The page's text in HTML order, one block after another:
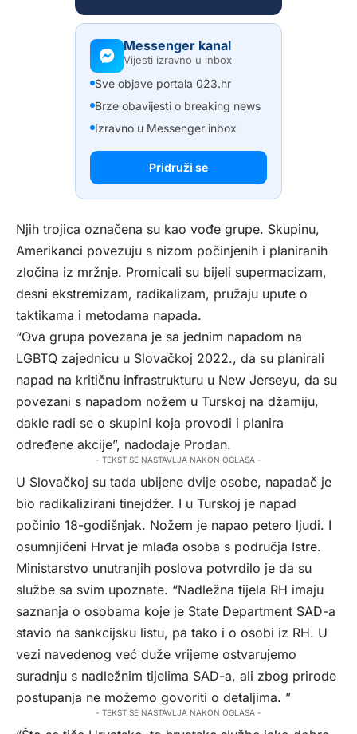
Messenger kanal
Vijesti izravno u inbox
Sve objave portala 023.hr
Brze obavijesti o breaking news
Izravno u Messenger inbox
Pridruži se
Njih trojica označena su kao vođe grupe. Skupinu,
Amerikanci povezuju s nizom počinjenih i planiranih
zločina iz mržnje. Promicali su bijeli supermacizam,
desni ekstremizam, radikalizam, pružaju upute o
taktikama i metodama napada.
“Ova grupa povezana je sa jednim napadom na
LGBTQ zajednicu u Slovačkoj 2022., da su planirali
napad na kritičnu infrastrukturu u New Jerseyu, da su
povezani s napadom nožem u Turskoj na džamiju,
dakle radi se o skupini koja provodi i planira
određene akcije”, nadodaje Prodan.
- TEKST SE NASTAVLJA NAKON OGLASA -
U Slovačkoj su tada ubijene dvije osobe, napadač je
bio radikalizirani tinejdžer. I u Turskoj je napad
počinio 18-godišnjak. Nožem je napao petero ljudi. I
osumnjičeni Hrvat je mlađa osoba s područja Istre.
Ministarstvo unutranjih poslova potvrdilo je da su
službe sa svim upoznate. “Nadležna tijela RH imaju
saznanja o osobama koje je State Department SAD-a
stavio na sankcijsku listu, pa tako i o osobi iz RH. U
vezi navedenog već duže vrijeme ostvarujemo
suradnju s nadležnim tijelima SAD-a, ali zbog prirode
postupanja ne možemo govoriti o detaljima. ”
- TEKST SE NASTAVLJA NAKON OGLASA -